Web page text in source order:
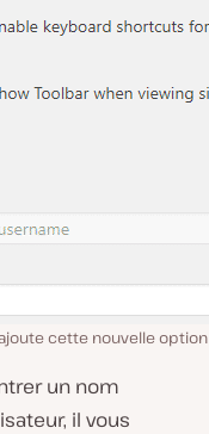
cette nouvelle option
un nom
il vous